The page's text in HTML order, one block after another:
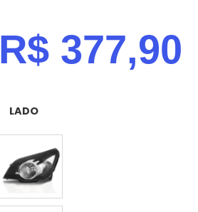
R$ 377,90
LADO
ESQUERDO (MOTORISTA)